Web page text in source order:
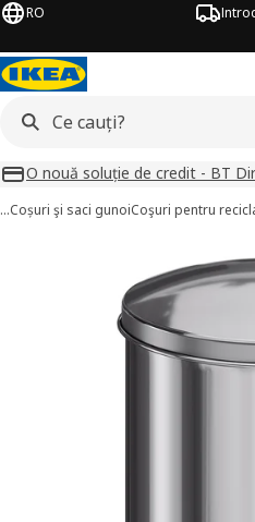
RO
O nouă soluție de credit - BT
…Coșuri şi saci gunoiCoşuri pentru